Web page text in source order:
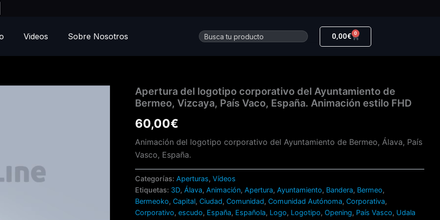
Videos Sobre Nosotros Buscar 0,00€ 0
Carrito
Apertura del logotipo corporativo del Ayuntamiento de
Bermeo, Vizcaya, País Vaco, España. Animación estilo FHD
60,00€
Animación del logotipo corporativo del Ayuntamiento de Bermeo, Álava, País
Vasco, España.
Categorías: Aperturas,Vídeos
Etiquetas: 3D, Álava, Animación, Apertura, Ayuntamiento, Bandera, Bermeo,
Bermeoko,Capital,Ciudad,Comunidad,Comunidad Autónoma,Corporativa,
Corporativo,escudo, España, Española, Logo, Logotipo,Opening, País Vasco, Udala
Apertura
del
logotipo
corporativo
del
Ayuntamiento
Bermeo,
Vizcaya,
País
Vaco,
España.
Animación
estilo